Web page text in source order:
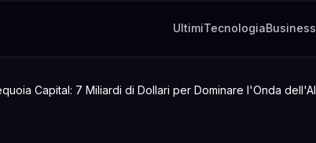
UltimiTecnologiaBusiness
Capital: 7 Miliardi di Dollari per Dominare l'Onda dell'AI